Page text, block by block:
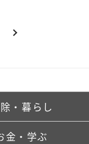
・暮らし
金・学ぶ